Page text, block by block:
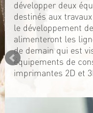
développer deux
destinés aux
le développement
alimenteront les
de demain qui est
équipements de
imprimantes 2D et